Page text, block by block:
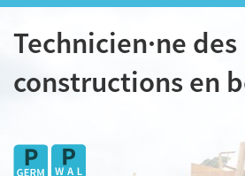
Technicien·ne des
constructions en